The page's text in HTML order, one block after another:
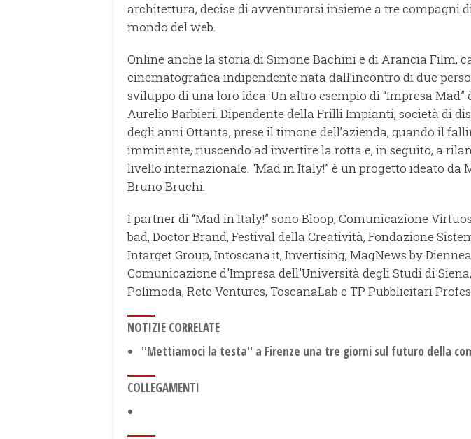
architettura, decise di avventurarsi insieme a tre compagni
mondo del web.
Online anche la storia di Simone Bachini e di Arancia Film,
cinematografica indipendente nata dall’incontro di due
sviluppo di una loro idea. Un altro esempio di “Impresa Mad”
Aurelio Barbieri. Dipendente della Frilli Impianti, società di
degli anni Ottanta, prese il timone dell’azienda, quando il
imminente, riuscendo ad invertire la rotta e, in seguito, a
livello internazionale. “Mad in Italy!” è un progetto ideato da
Bruno Bruchi.
I partner di “Mad in Italy!” sono Bloop, Comunicazione
bad, Doctor Brand, Festival della Creatività, Fondazione
Intarget Group, Intoscana.it, Invertising, MagNews by
Comunicazione d'Impresa dell'Università degli Studi di
Polimoda, Rete Ventures, ToscanaLab e TP Pubblicitari
NOTIZIE CORRELATE
''Mettiamoci la testa'' a Firenze una tre giorni sul futuro della
COLLEGAMENTI